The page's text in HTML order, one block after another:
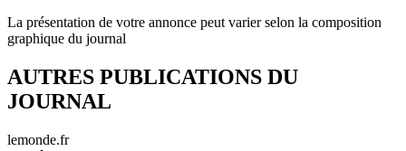
La présentation de votre annonce peut varier selon la composition
graphique du journal
AUTRES PUBLICATIONS DU
JOURNAL
lemonde.fr